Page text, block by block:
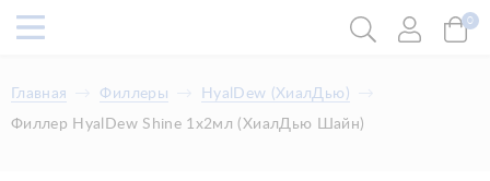
0
Главная Филлеры
HyalDew (ХиалДью)
Филлер HyalDew Shine 1x2мл (ХиалДью Шайн)